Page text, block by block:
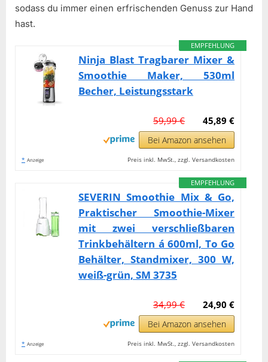
sodass du immer einen erfrischenden Genuss zur Hand
hast.
EMPFEHLUNG
Ninja Blast Tragbarer Mixer &
Smoothie Maker, 530ml
Becher, Leistungsstark
45,89 €
59,99 €
Bei Amazon ansehen
* Anzeige Preis inkl. MwSt., zzgl. Versandkosten
EMPFEHLUNG
SEVERIN Smoothie Mix & Go,
Praktischer Smoothie-Mixer
mit zwei verschließbaren
Trinkbehältern á 600ml, To Go
Behälter, Standmixer, 300 W,
weiß-grün, SM 3735
24,90 €
34,99 €
Bei Amazon ansehen
* Anzeige Preis inkl. MwSt., zzgl. Versandkosten